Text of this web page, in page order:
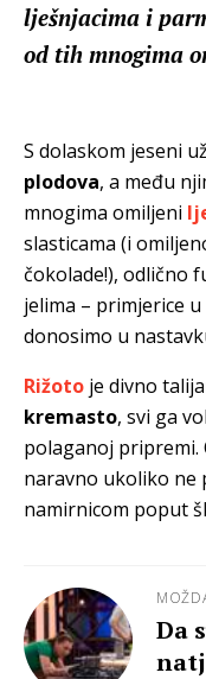
lješnjacima i
od tih mnogima
S dolaskom jeseni
plodova, a među
mnogima omiljeni
slasticama (i
čokolade!), odlično
jelima – primjerice
donosimo u
Rižoto je divno
kremasto, svi ga
polaganoj pripremi.
naravno ukoliko ne
namirnicom poput
Da